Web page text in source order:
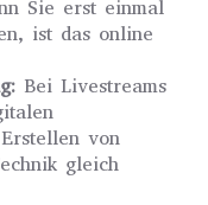
Sie erst einmal
ist das online
Bei Livestreams
von
gleich